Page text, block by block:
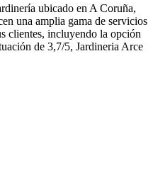
ubicado en A Coruña,
una amplia gama de servicios
clientes, incluyendo la opción
de 3,7/5, Jardineria Arce